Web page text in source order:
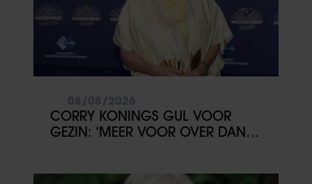
CORRY KONINGS GUL VOOR
GEZIN: ‘MEER VOOR OVER DAN